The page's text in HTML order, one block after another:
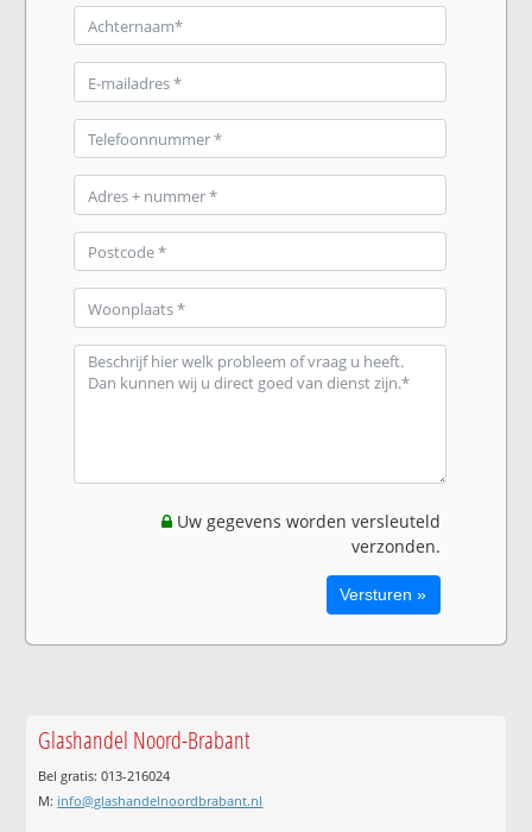
Uw gegevens worden versleuteld
verzonden.
Glashandel Noord-Brabant
Bel gratis: 013-216024
M: info@glashandelnoordbrabant.nl